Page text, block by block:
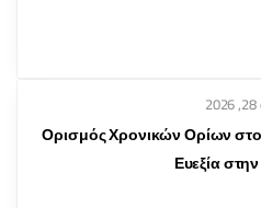
Ορισμός Χρονικών Ορίων στο
Ευεξία